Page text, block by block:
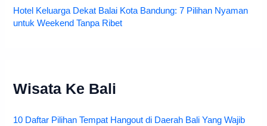
Hotel Keluarga Dekat Balai Kota Bandung: 7 Pilihan Nyaman
untuk Weekend Tanpa Ribet
Wisata Ke Bali
10 Daftar Pilihan Tempat Hangout di Daerah Bali Yang Wajib